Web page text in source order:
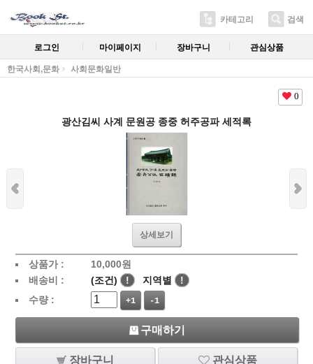
카테고리 검색
로그인 마이페이지 장바구니 관심상품
한국사회,문화 사회문화일반
0
광산김씨 사계 문원공 종중 허주공파 세적록
상세보기
상품가 : 10,000원
배송비 :
(조건) ! 지역별
!
수량 :
+1 -1
구매하기
장바구니 관심상품